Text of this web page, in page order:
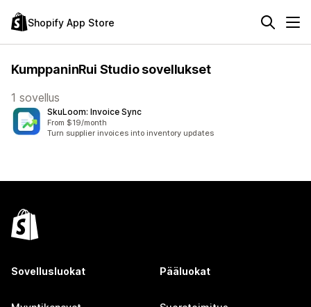
Shopify App Store
KumppaninRui Studio sovellukset
1 sovellus
SkuLoom: Invoice Sync
From $19/month
Turn supplier invoices into inventory updates
Sovellusluokat Pääluokat